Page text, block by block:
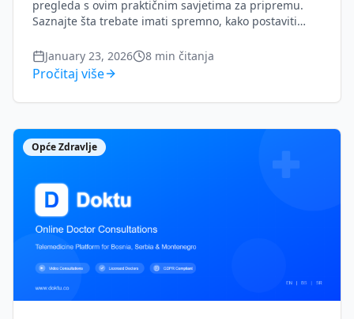
pregleda s ovim praktičnim savjetima za pripremu.
Saznajte šta trebate imati spremno, kako postaviti
January 23, 2026
8 min čitanja
Pročitaj više
Opće Zdravlje